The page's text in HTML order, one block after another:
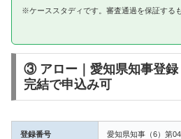
※ケーススタディです。審査通過を保証する
③ アロー｜愛知県知事登
完結で申込み可
登録番号 愛知県知事（6）第